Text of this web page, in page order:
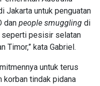
Jakarta untuk penguatan
dan people smuggling di
seperti pesisir selatan
Timor,” kata Gabriel.
untuk terus
korban tindak pidana